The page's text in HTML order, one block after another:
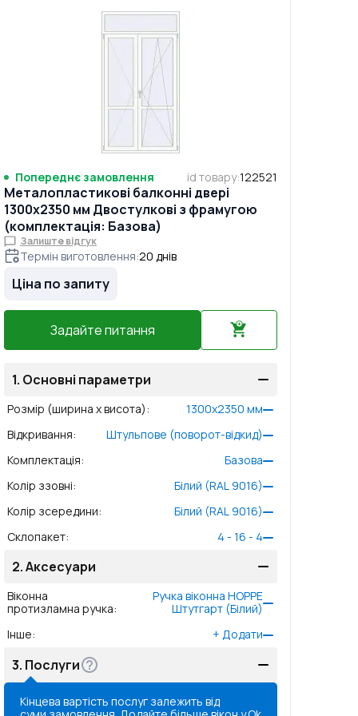
Попереднє замовлення id товару:122521
Металопластикові балконні двері
1300x2350 мм Двостулкові з фрамугою
(комплектація: Базова)
Залиште відгук
Термін виготовлення:20 днів
Ціна по запиту
Задайте питання
1. Основні параметри
Розмір (ширина x висота): 1300x2350 мм
Відкривання:
Штульпове (поворот-відкид)
Комплектація:
Базова
Колір ззовні:
Білий (RAL 9016)
Колір зсередини:
Білий (RAL 9016)
Склопакет: 4 - 16 - 4
2.Аксесуари
Віконна
протизламна ручка:
Ручка віконна HOPPE
Штутгарт (Білий)
Інше: + Додати
3. Послуги
Кінцева вартість послуг залежить від